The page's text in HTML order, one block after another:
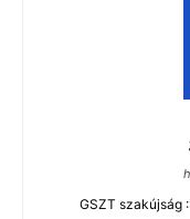
GSZT szakújság